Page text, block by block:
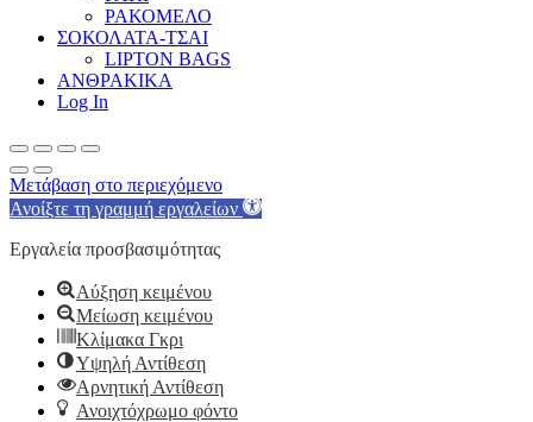
ΡΑΚΟΜΕΛΟ
ΣΟΚΟΛΑΤΑ-ΤΣΑΙ
LIPTON BAGS
ΑΝΘΡΑΚΙΚΑ
Log In
Μετάβαση στο περιεχόμενο
Ανοίξτε τη γραμμή εργαλείων
Εργαλεία προσβασιμότητας
Αύξηση κειμένου
Μείωση κειμένου
Κλίμακα Γκρι
Υψηλή Αντίθεση
Αρνητική Αντίθεση
Ανοιχτόχρωμο φόντο